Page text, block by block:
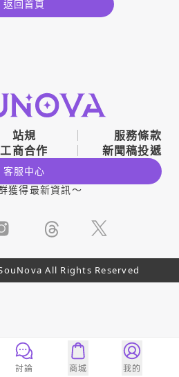
返回首頁
站規
服務條款
工商合作 新聞稿投遞
客服中心
獲得最新資訊～
All Rights Reserved
討論 商城 我的